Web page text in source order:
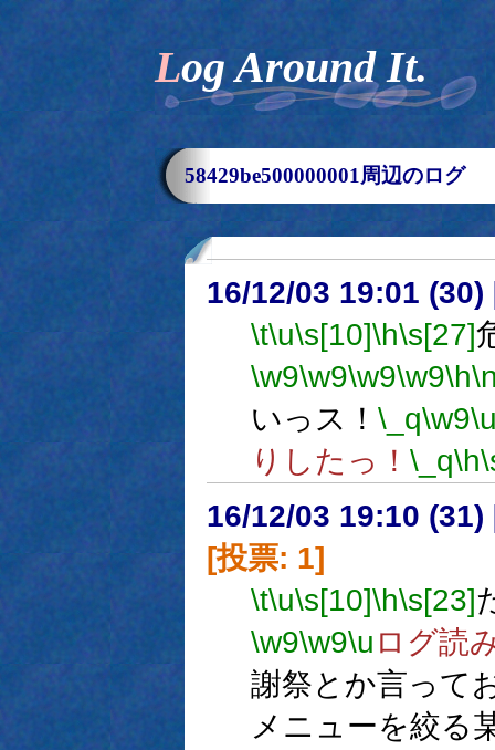
Log Around It.
58429be500000001周辺のログ
16/12/03 19:01 (30)
\t\u\s[10]\h\s[27]
\w9\w9\w9\w9\h
いっス！ \_q\w9
りしたっ！ \_q\h
16/12/03 19:10 (31)
[投票: 1]
\t\u\s[10]\h\s[23]
\w9\w9\u ログ読
謝祭とか言って
メニューを絞る